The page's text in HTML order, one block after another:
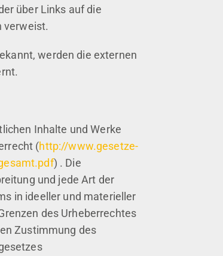
über Links auf die
verweist.
werden die externen
Inhalte und Werke
(http://www.gesetze-
) . Die
und jede Art der
in ideeller und materieller
des Urheberrechtes
Zustimmung des